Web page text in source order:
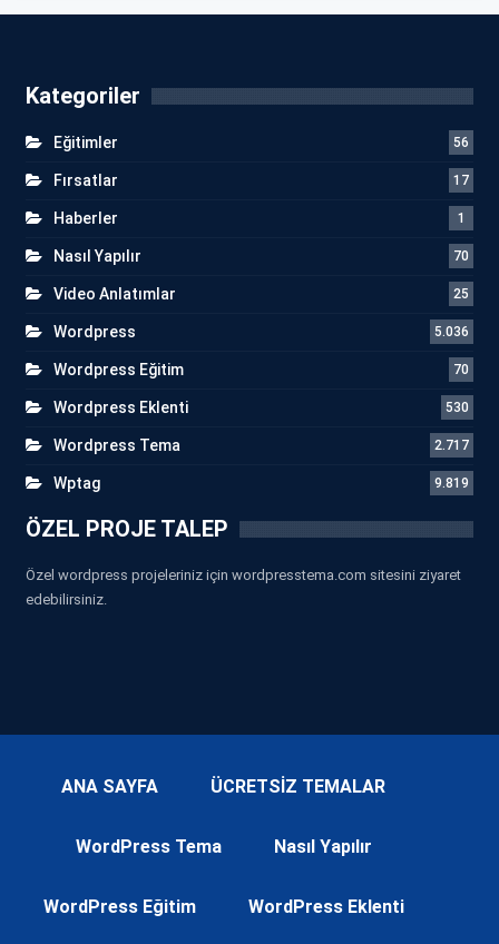
Kategoriler
Eğitimler 56
Fırsatlar 17
Haberler 1
Nasıl Yapılır 70
Video Anlatımlar 25
Wordpress 5.036
Wordpress Eğitim 70
Wordpress Eklenti 530
Wordpress Tema 2.717
Wptag 9.819
ÖZEL PROJE TALEP
Özel wordpress projeleriniz için wordpresstema.com sitesini ziyaret
edebilirsiniz.
ANA SAYFA ÜCRETSİZ TEMALAR
WordPress Tema Nasıl Yapılır
WordPress Eğitim WordPress Eklenti